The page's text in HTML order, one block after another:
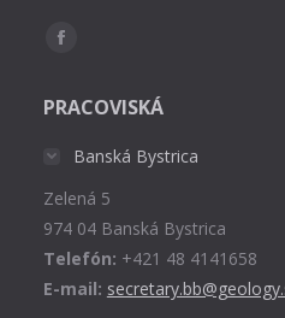
Find us on:
Facebook
opens
window
PRACOVISKÁ
Banská Bystrica
Zelená 5
974 04 Banská Bystrica
Telefón: +421 48 4141658
E-mail: